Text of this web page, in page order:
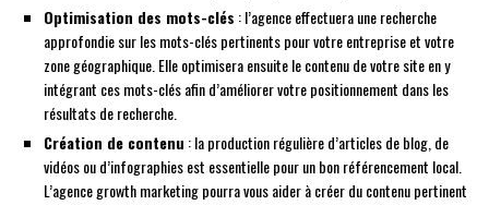
Optimisation des mots-clés : l’agence effectuera une recherche
approfondie sur les mots-clés pertinents pour votre entreprise et votre
zone géographique. Elle optimisera ensuite le contenu de votre site en y
intégrant ces mots-clés afin d’améliorer votre positionnement dans les
résultats de recherche.
Création de contenu : la production régulière d’articles de blog, de
vidéos ou d’infographies est essentielle pour un bon référencement local.
L’agence growth marketing pourra vous aider à créer du contenu pertinent